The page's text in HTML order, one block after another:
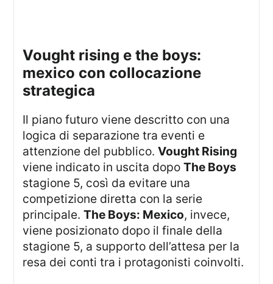
vought rising e the boys:
mexico con collocazione
strategica
Il piano futuro viene descritto con una
logica di separazione tra eventi e
attenzione del pubblico.Vought Rising
viene indicato in uscita dopoThe Boys
stagione 5, così da evitare una
competizione diretta con la serie
principale.The Boys: Mexico, invece,
viene posizionato dopo il finale della
stagione 5, a supporto dell’attesa per la
resa dei conti tra i protagonisti coinvolti.